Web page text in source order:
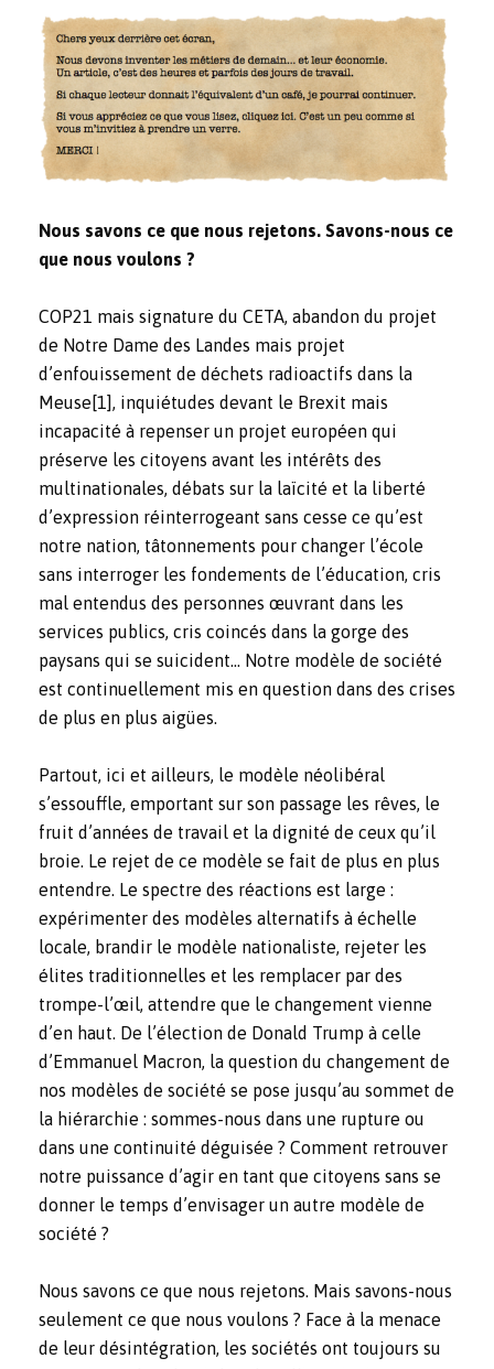
Nous savons ce que nous rejetons. Savons-nous ce
que nous voulons ?
COP21 mais signature du CETA, abandon du projet
de Notre Dame des Landes mais projet
d’enfouissement de déchets radioactifs dans la
Meuse [1], inquiétudes devant le Brexit mais
incapacité à repenser un projet européen qui
préserve les citoyens avant les intérêts des
multinationales, débats sur la laïcité et la liberté
d’expression réinterrogeant sans cesse ce qu’est
notre nation, tâtonnements pour changer l’école
sans interroger les fondements de l’éducation, cris
mal entendus des personnes œuvrant dans les
services publics, cris coincés dans la gorge des
paysans qui se suicident… Notre modèle de société
est continuellement mis en question dans des crises
de plus en plus aigües.
Partout, ici et ailleurs, le modèle néolibéral
s’essouffle, emportant sur son passage les rêves, le
fruit d’années de travail et la dignité de ceux qu’il
broie. Le rejet de ce modèle se fait de plus en plus
entendre. Le spectre des réactions est large :
expérimenter des modèles alternatifs à échelle
locale, brandir le modèle nationaliste, rejeter les
élites traditionnelles et les remplacer par des
trompe-l’œil, attendre que le changement vienne
d’en haut. De l’élection de Donald Trump à celle
d’Emmanuel Macron, la question du changement de
nos modèles de société se pose jusqu’au sommet de
la hiérarchie : sommes-nous dans une rupture ou
dans une continuité déguisée ? Comment retrouver
notre puissance d’agir en tant que citoyens sans se
donner le temps d’envisager un autre modèle de
société ?
Nous savons ce que nous rejetons. Mais savons-nous
seulement ce que nous voulons ? Face à la menace
de leur désintégration, les sociétés ont toujours su